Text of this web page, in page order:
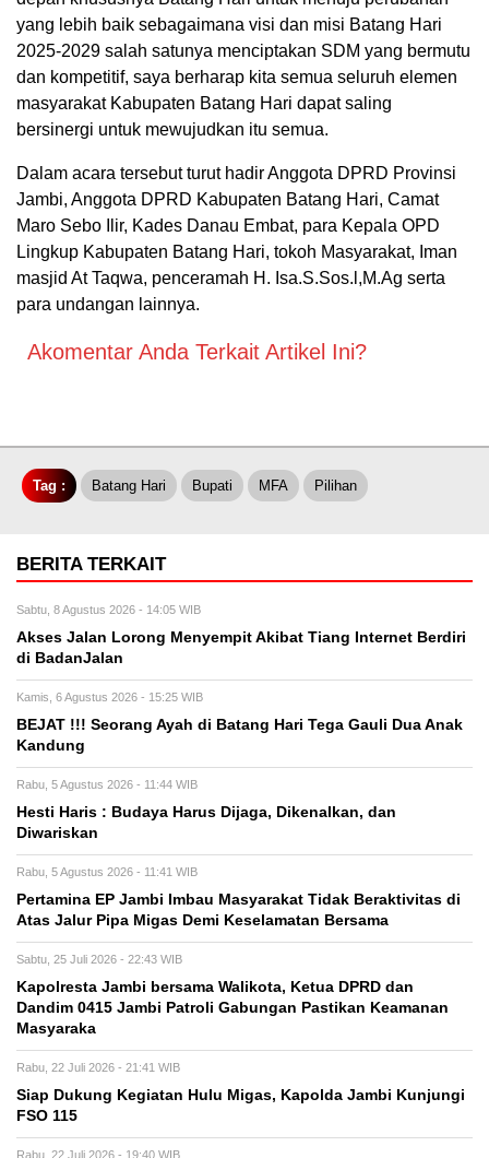
yang lebih baik sebagaimana visi dan misi Batang Hari
2025-2029 salah satunya menciptakan SDM yang bermutu
dan kompetitif, saya berharap kita semua seluruh elemen
masyarakat Kabupaten Batang Hari dapat saling
bersinergi untuk mewujudkan itu semua.
Dalam acara tersebut turut hadir Anggota DPRD Provinsi
Jambi, Anggota DPRD Kabupaten Batang Hari, Camat
Maro Sebo Ilir, Kades Danau Embat, para Kepala OPD
Lingkup Kabupaten Batang Hari, tokoh Masyarakat, Iman
masjid At Taqwa, penceramah H. Isa.S.Sos.l,M.Ag serta
para undangan lainnya.
Akomentar Anda Terkait Artikel Ini?
Tag : Batang Hari Bupati MFA Pilihan
BERITA TERKAIT
Sabtu, 8 Agustus 2026 - 14:05 WIB
Akses Jalan Lorong Menyempit Akibat Tiang Internet Berdiri
di BadanJalan
Kamis, 6 Agustus 2026 - 15:25 WIB
BEJAT !!! Seorang Ayah di Batang Hari Tega Gauli Dua Anak
Kandung
Rabu, 5 Agustus 2026 - 11:44 WIB
Hesti Haris : Budaya Harus Dijaga, Dikenalkan, dan
Diwariskan
Rabu, 5 Agustus 2026 - 11:41 WIB
Pertamina EP Jambi Imbau Masyarakat Tidak Beraktivitas di
Atas Jalur Pipa Migas Demi Keselamatan Bersama
Sabtu, 25 Juli 2026 - 22:43 WIB
Kapolresta Jambi bersama Walikota, Ketua DPRD dan
Dandim 0415 Jambi Patroli Gabungan Pastikan Keamanan
Masyaraka
Rabu, 22 Juli 2026 - 21:41 WIB
Siap Dukung Kegiatan Hulu Migas, Kapolda Jambi Kunjungi
FSO 115
Rabu, 22 Juli 2026 - 19:40 WIB